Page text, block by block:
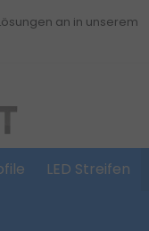
an in unserem
LED Streifen